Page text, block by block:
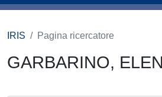
IRIS Pagina ricercatore
GARBARINO,